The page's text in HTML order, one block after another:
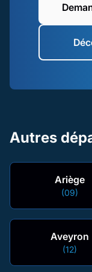
Autres
Ariège
(09)
Aveyron
(12)